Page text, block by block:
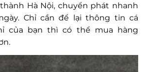
Hà Nội, chuyển phát nhanh
Chỉ cần để lại thông tin cá
của bạn thì có thể mua hàng